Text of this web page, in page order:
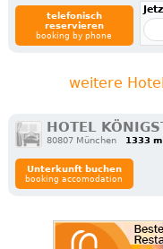
telefonisch
reservieren
booking by phone
weitere
HOTEL
80807 München 1333 m
Unterkunft buchen
booking accomodation